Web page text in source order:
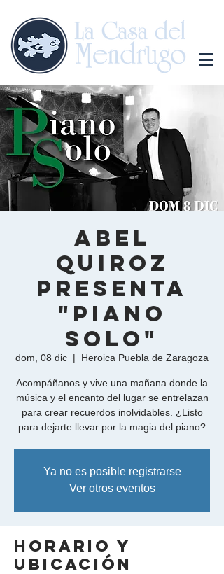
Abel
Quiroz
presenta
"Piano
Solo"
dom, 08 dic
  |
Heroica Puebla de Zaragoza
Acompáñanos y vive una mañana donde la
música y el encanto del lugar se entrelazan
para crear recuerdos inolvidables. ¿Listo
para dejarte llevar por la magia del piano?
Ya no es posible registrarse
Ver otros eventos
Horario y
ubicación